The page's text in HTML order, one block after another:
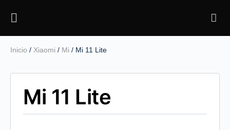
Mi 11 Lite
Inicio / Xiaomi / Mi / Mi 11 Lite
Mi 11 Lite